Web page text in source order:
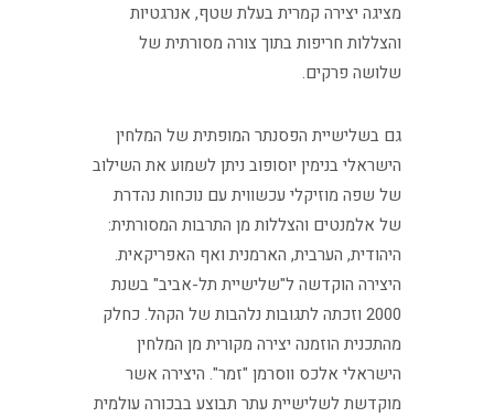
מציגה יצירה קמרית בעלת שטף, אנרגטיות
והצללות חריפות בתוך צורה מסורתית של
שלושה פרקים.
גם בשלישיית הפסנתר המופתית של המלחין
הישראלי בנימין יוסופוב ניתן לשמוע את השילוב
של שפה מוזיקלי עכשווית עם נוכחות נהדרת
של אלמנטים והצללות מן התרבות המסורתית:
היהודית, הערבית, הארמנית ואף האפריקאית.
היצירה הוקדשה ל"שלישיית תל-אביב" בשנת
2000 וזכתה לתגובות נלהבות של הקהל. כחלק
מהתכנית הוזמנה יצירה מקורית מן המלחין
הישראלי אלכס ווסרמן "זמר". היצירה אשר
מוקדשת לשלישיית עתר תבוצע בבכורה עולמית